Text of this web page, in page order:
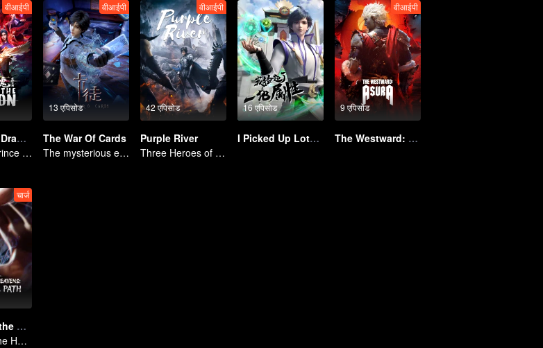
वीआईपी
Soul of the Dragon
The Third Prince of the East Sea summons the Shadow Nezha to his death
13 एपिसोड
वीआईपी
The War Of Cards
The mysterious energy from cards caused a war, how did Chen Mu handle it?
42 एपिसोड
वीआईपी
Purple River
Three Heroes of Zichuan's adventure on Xichuan Continent
16 एपिसोड
I Picked Up Lots of Attributes
9 एपिसोड
वीआईपी
The Westward: Asura
चार्ज
Shrouding the Heavens: The Imperial Path
Shrouding the Heavens: The Imperial Path